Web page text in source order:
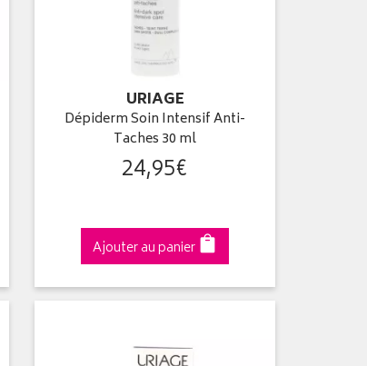
URIAGE
Dépiderm Soin Intensif Anti-
Taches 30 ml
24,95€
Ajouter au panier